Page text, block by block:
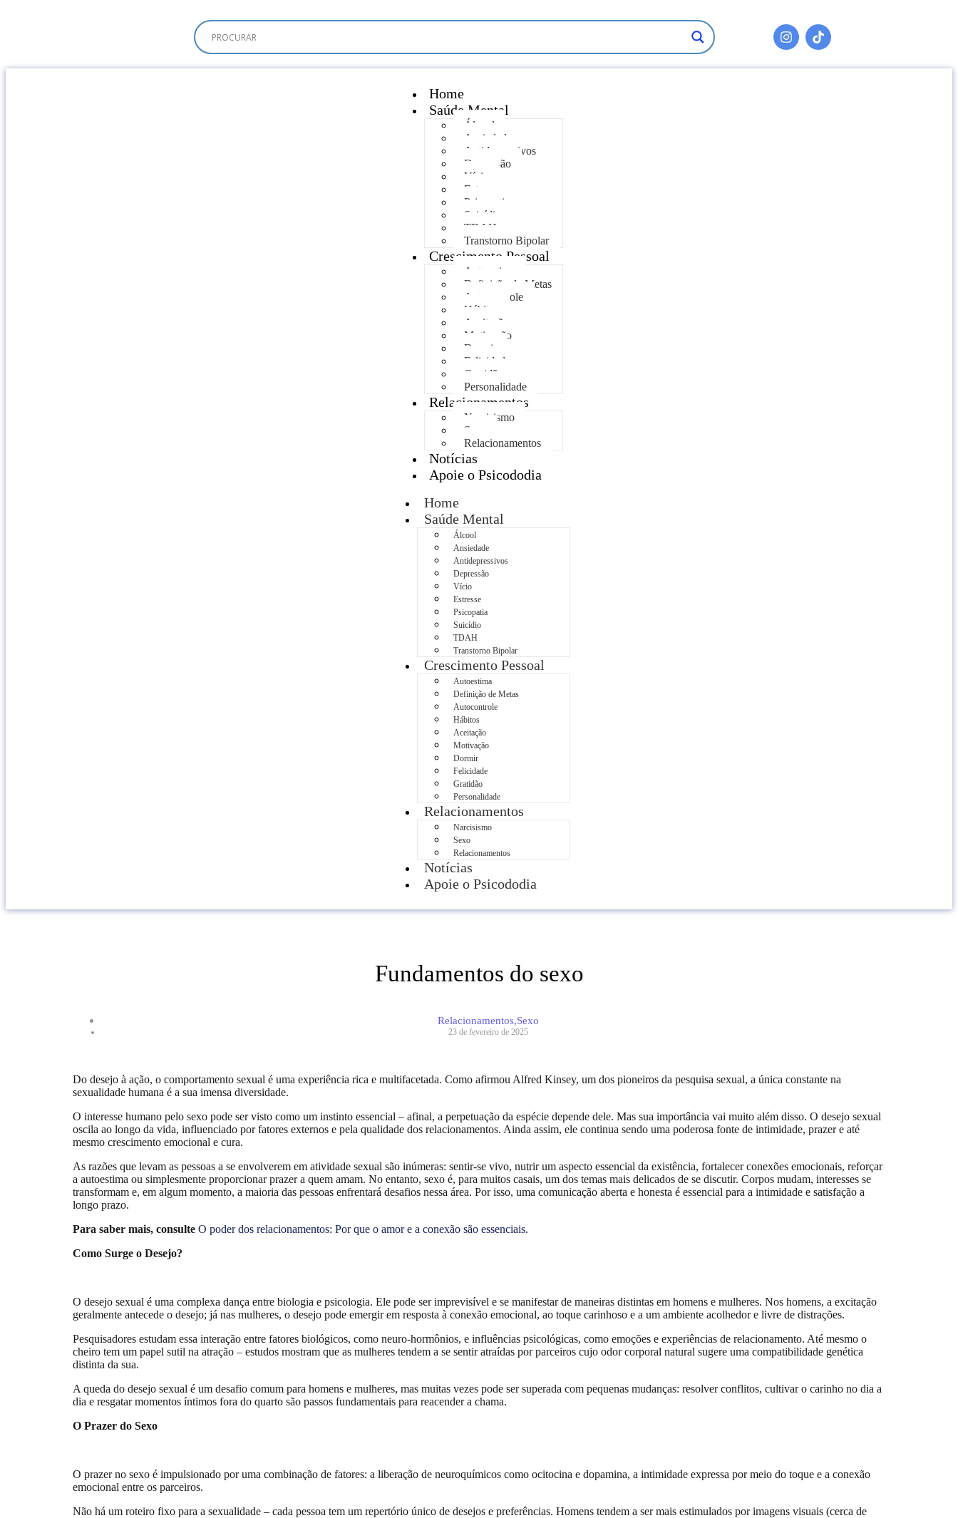
Home
Saúde Mental
Álcool
Ansiedade
Antidepressivos
Depressão
Vício
Estresse
Psicopatia
Suicídio
TDAH
Transtorno Bipolar
Crescimento Pessoal
Autoestima
Definição de Metas
Autocontrole
Hábitos
Aceitação
Motivação
Dormir
Felicidade
Gratidão
Personalidade
Relacionamentos
Narcisismo
Sexo
Relacionamentos
Notícias
Apoie o Psicododia
Home
Saúde Mental
Álcool
Ansiedade
Antidepressivos
Depressão
Vício
Estresse
Psicopatia
Suicídio
TDAH
Transtorno Bipolar
Crescimento Pessoal
Autoestima
Definição de Metas
Autocontrole
Hábitos
Aceitação
Motivação
Dormir
Felicidade
Gratidão
Personalidade
Relacionamentos
Narcisismo
Sexo
Relacionamentos
Notícias
Apoie o Psicododia
Fundamentos do sexo
Relacionamentos,Sexo
23 de fevereiro de 2025
Do desejo à ação, o comportamento sexual é uma experiência rica e multifacetada. Como afirmou Alfred Kinsey, um dos pioneiros da pesquisa sexual, a única constante na
sexualidade humana é a sua imensa diversidade.
O interesse humano pelo sexo pode ser visto como um instinto essencial – afinal, a perpetuação da espécie depende dele. Mas sua importância vai muito além disso. O desejo sexual
oscila ao longo da vida, influenciado por fatores externos e pela qualidade dos relacionamentos. Ainda assim, ele continua sendo uma poderosa fonte de intimidade, prazer e até
mesmo crescimento emocional e cura.
As razões que levam as pessoas a se envolverem em atividade sexual são inúmeras: sentir-se vivo, nutrir um aspecto essencial da existência, fortalecer conexões emocionais, reforçar
a autoestima ou simplesmente proporcionar prazer a quem amam. No entanto, sexo é, para muitos casais, um dos temas mais delicados de se discutir. Corpos mudam, interesses se
transformam e, em algum momento, a maioria das pessoas enfrentará desafios nessa área. Por isso, uma comunicação aberta e honesta é essencial para a intimidade e satisfação a
longo prazo.
Para saber mais, consulte O poder dos relacionamentos: Por que o amor e a conexão são essenciais.
Como Surge o Desejo?
O desejo sexual é uma complexa dança entre biologia e psicologia. Ele pode ser imprevisível e se manifestar de maneiras distintas em homens e mulheres. Nos homens, a excitação
geralmente antecede o desejo; já nas mulheres, o desejo pode emergir em resposta à conexão emocional, ao toque carinhoso e a um ambiente acolhedor e livre de distrações.
Pesquisadores estudam essa interação entre fatores biológicos, como neuro-hormônios, e influências psicológicas, como emoções e experiências de relacionamento. Até mesmo o
cheiro tem um papel sutil na atração – estudos mostram que as mulheres tendem a se sentir atraídas por parceiros cujo odor corporal natural sugere uma compatibilidade genética
distinta da sua.
A queda do desejo sexual é um desafio comum para homens e mulheres, mas muitas vezes pode ser superada com pequenas mudanças: resolver conflitos, cultivar o carinho no dia a
dia e resgatar momentos íntimos fora do quarto são passos fundamentais para reacender a chama.
O Prazer do Sexo
O prazer no sexo é impulsionado por uma combinação de fatores: a liberação de neuroquímicos como ocitocina e dopamina, a intimidade expressa por meio do toque e a conexão
emocional entre os parceiros.
Não há um roteiro fixo para a sexualidade – cada pessoa tem um repertório único de desejos e preferências. Homens tendem a ser mais estimulados por imagens visuais (cerca de